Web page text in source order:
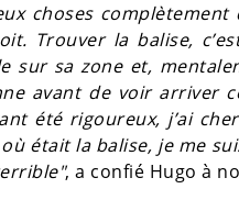
choses
Trouver la balise,
sur sa zone et,
avant de voir arriver
été rigoureux, j’ai
était la balise, je me
, a confié Hugo à